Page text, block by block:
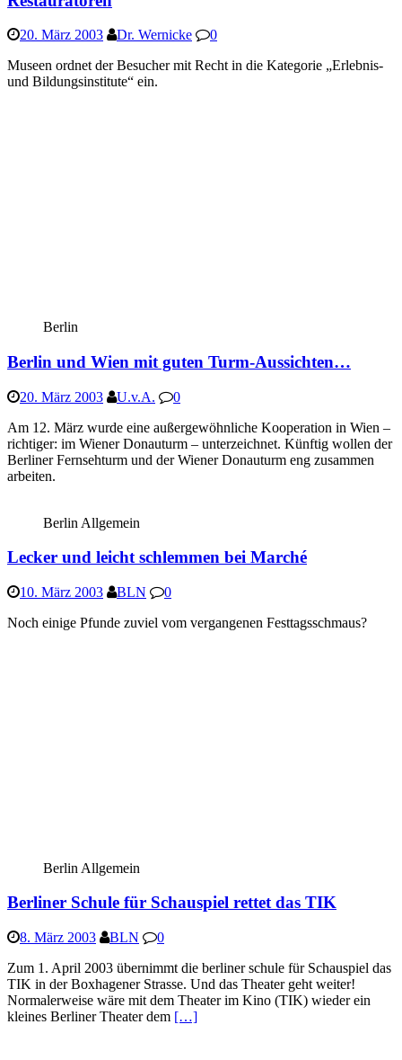
20. März 2003 Dr. Wernicke
0
Museen ordnet der Besucher mit Recht in die Kategorie „Erlebnis-
und Bildungsinstitute“ ein.
Berlin
Berlin und Wien mit guten Turm-Aussichten…
20. März 2003 U.v.A.
0
Am 12. März wurde eine außergewöhnliche Kooperation in Wien –
richtiger: im Wiener Donauturm – unterzeichnet. Künftig wollen der
Berliner Fernsehturm und der Wiener Donauturm eng zusammen
arbeiten.
Berlin Allgemein
Lecker und leicht schlemmen bei Marché
10. März 2003 BLN
0
Noch einige Pfunde zuviel vom vergangenen Festtagsschmaus?
Berlin Allgemein
Berliner Schule für Schauspiel rettet das TIK
8. März 2003 BLN
0
Zum 1. April 2003 übernimmt die berliner schule für Schauspiel das
TIK in der Boxhagener Strasse. Und das Theater geht weiter!
Normalerweise wäre mit dem Theater im Kino (TIK) wieder ein
kleines Berliner Theater dem […]